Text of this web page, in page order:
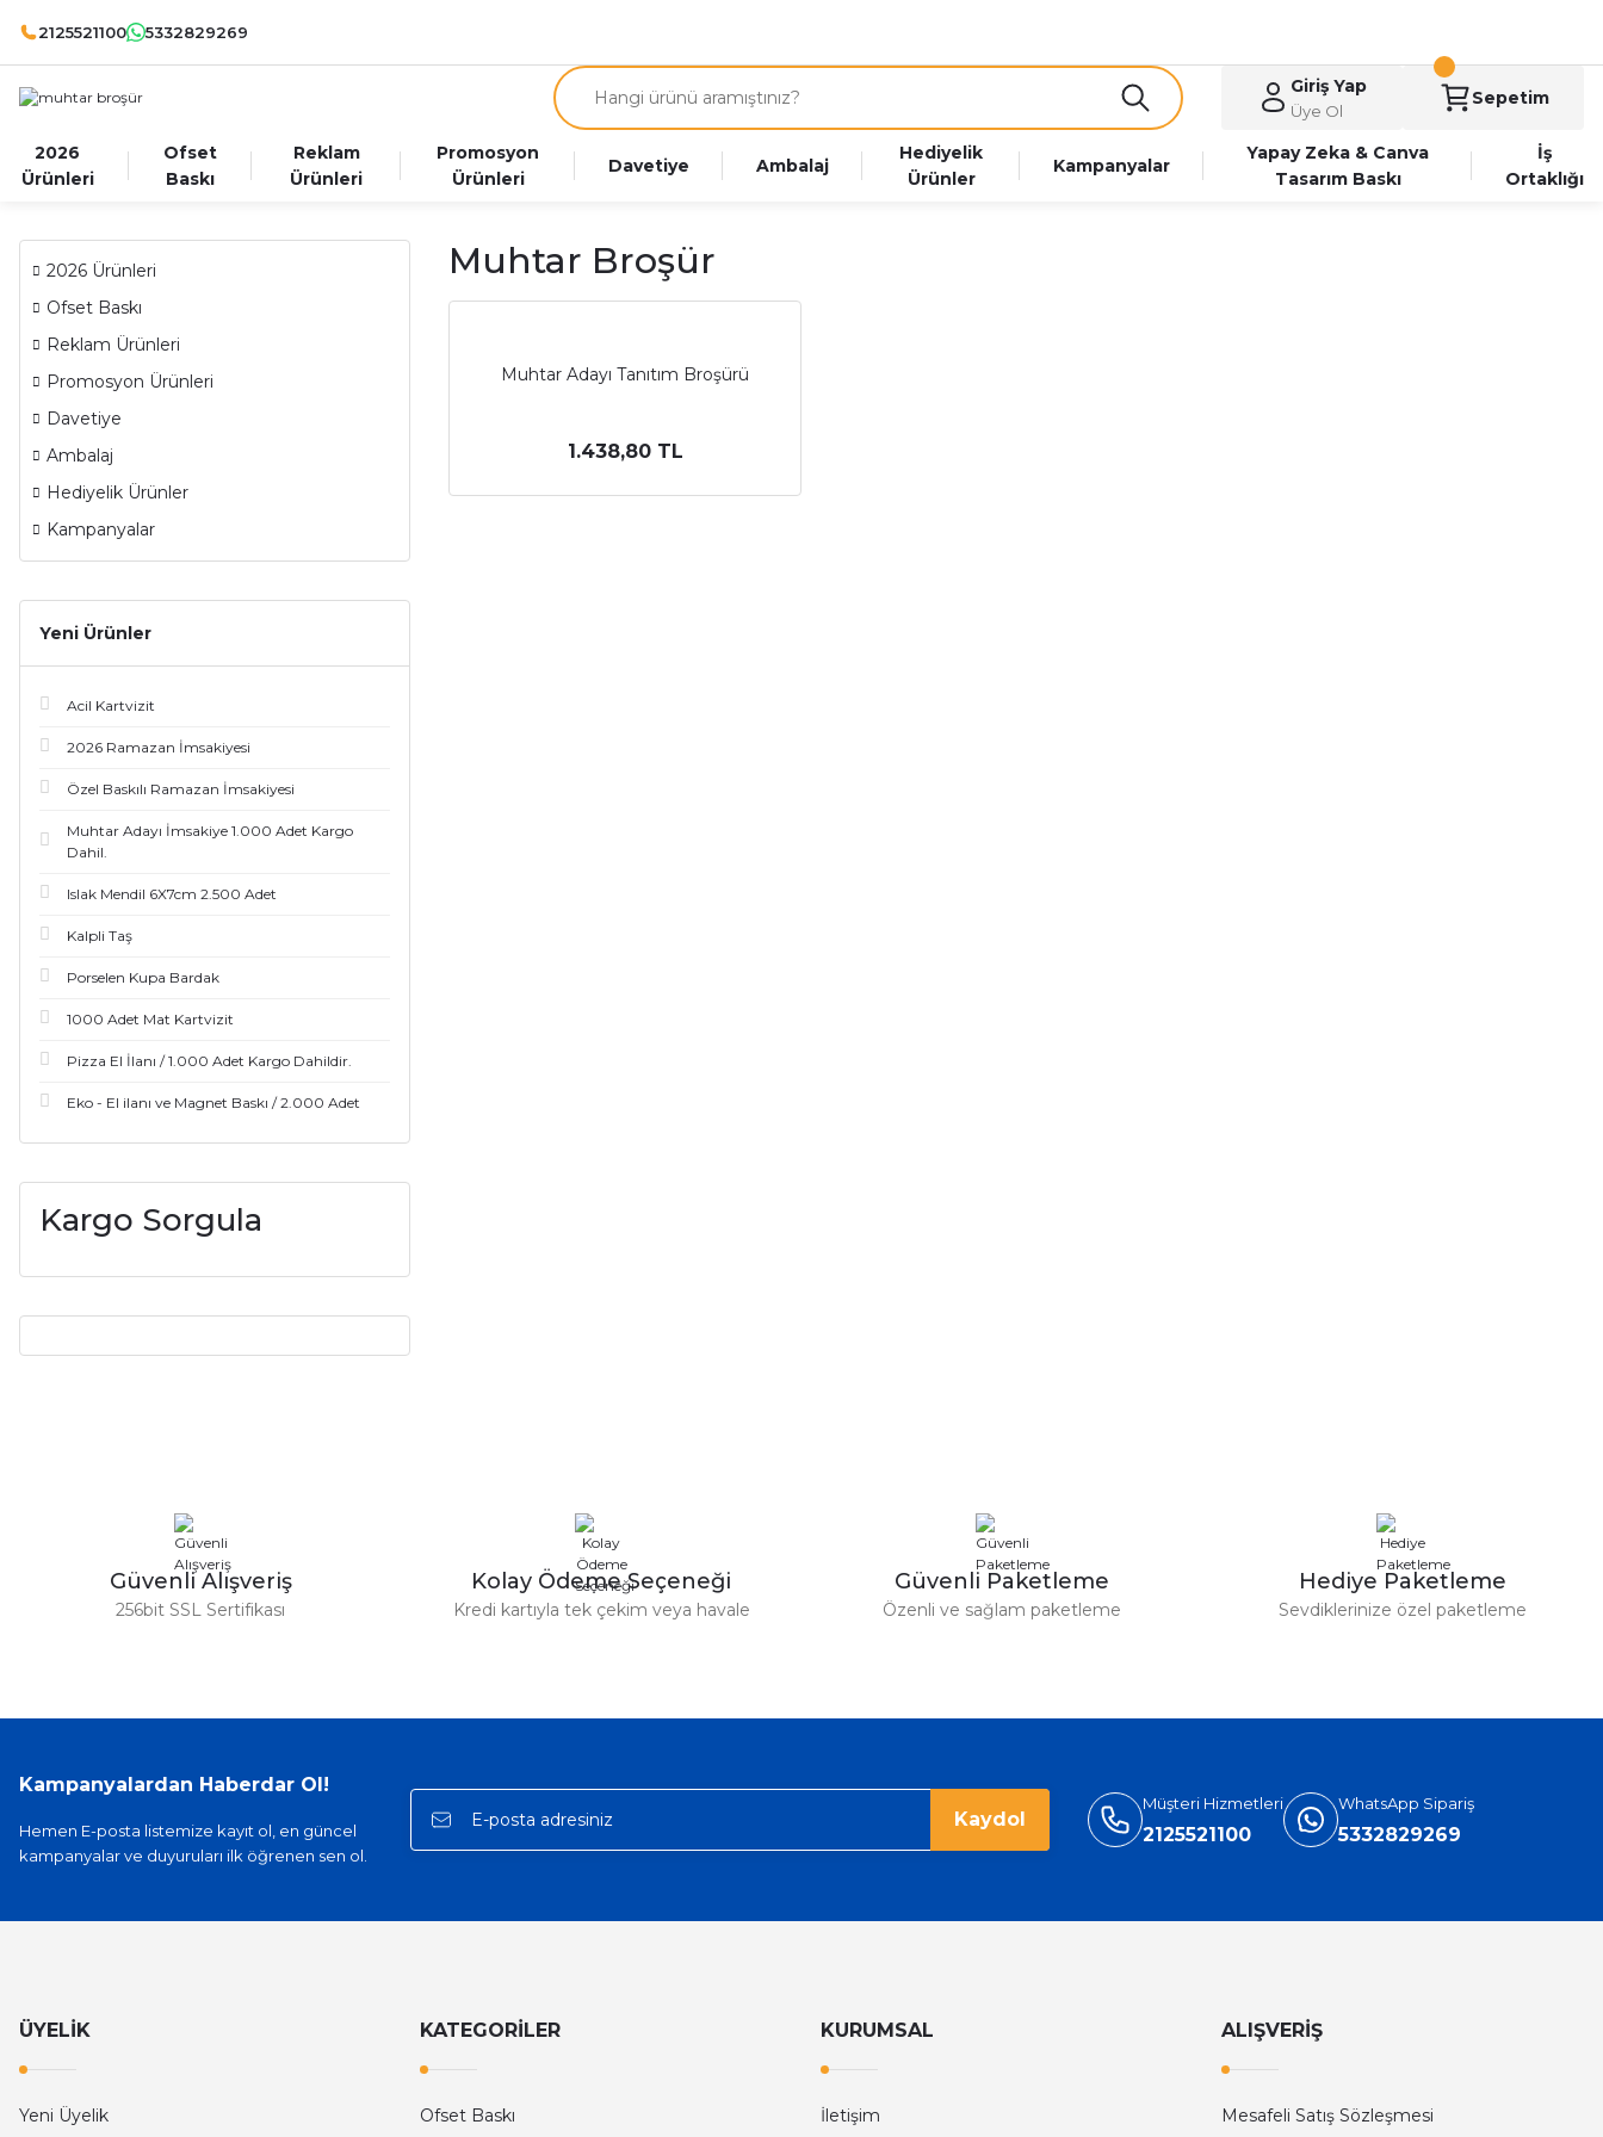
2125521100 5332829269
Giriş Yap
Üye Ol
Sepetim
2026
Ürünleri
Ofset
Baskı
Reklam
Ürünleri
Promosyon
Ürünleri
Davetiye Ambalaj
Hediyelik
Ürünler
Kampanyalar
Yapay Zeka & Canva
Tasarım Baskı
İş
Ortaklığı
2026 Ürünleri
Ofset Baskı
Reklam Ürünleri
Promosyon Ürünleri
Davetiye
Ambalaj
Hediyelik Ürünler
Kampanyalar
Yeni Ürünler
Acil Kartvizit
2026 Ramazan İmsakiyesi
Özel Baskılı Ramazan İmsakiyesi
Muhtar Adayı İmsakiye 1.000 Adet Kargo
Dahil.
Islak Mendil 6X7cm 2.500 Adet
Kalpli Taş
Porselen Kupa Bardak
1000 Adet Mat Kartvizit
Pizza El İlanı / 1.000 Adet Kargo Dahildir.
Eko - El ilanı ve Magnet Baskı / 2.000 Adet
Kargo Sorgula
Muhtar Broşür
Muhtar Adayı Tanıtım Broşürü
1.438,80 TL
Güvenli Alışveriş
256bit SSL Sertifikası
Kolay Ödeme Seçeneği
Kredi kartıyla tek çekim veya havale
Güvenli Paketleme
Özenli ve sağlam paketleme
Hediye Paketleme
Sevdiklerinize özel paketleme
Kampanyalardan Haberdar Ol!
Hemen E-posta listemize kayıt ol, en güncel
kampanyalar ve duyuruları ilk öğrenen sen ol.
Kaydol
Müşteri Hizmetleri
2125521100
WhatsApp Sipariş
5332829269
ÜYELİK
Yeni Üyelik
KATEGORİLER
Ofset Baskı
KURUMSAL
İletişim
ALIŞVERİŞ
Mesafeli Satış Sözleşmesi